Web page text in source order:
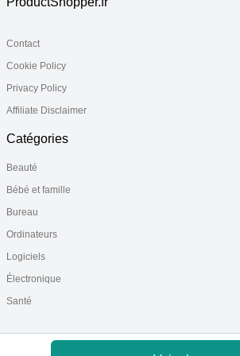
Contact
Cookie Policy
Privacy Policy
Affiliate Disclaimer
Catégories
Beauté
Bébé et famille
Bureau
Ordinateurs
Logiciels
Électronique
Santé